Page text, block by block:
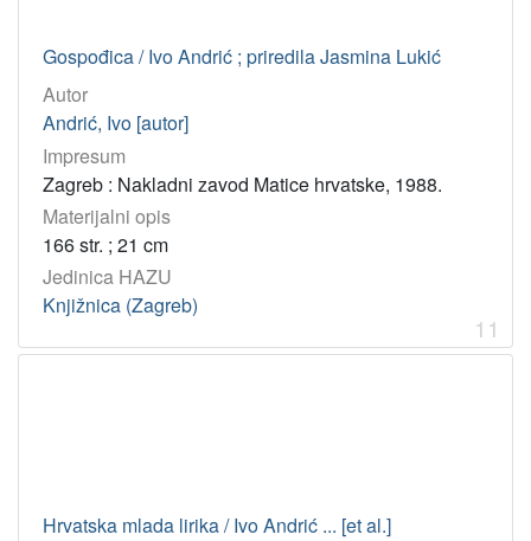
Gospođica / Ivo Andrić ; priredila Jasmina Lukić
Autor
Andrić, Ivo [autor]
Impresum
Zagreb : Nakladni zavod Matice hrvatske, 1988.
Materijalni opis
166 str. ; 21 cm
Jedinica HAZU
Knjižnica (Zagreb)
11
Hrvatska mlada lirika / Ivo Andrić ... [et al.]